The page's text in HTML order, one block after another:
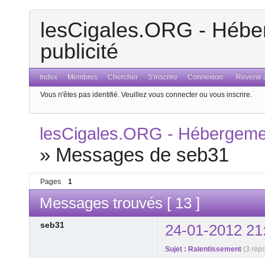
lesCigales.ORG -
publicité
Index Membres Chercher S'inscrire Connexion Revenir
Vous n'êtes pas identifié. Veuillez vous connecter ou vous inscrire.
lesCigales.ORG -
» Messages de seb31
Pages 1
Messages trouvés [ 13 ]
seb31 24-01-2012
Sujet : Ralentissement (3